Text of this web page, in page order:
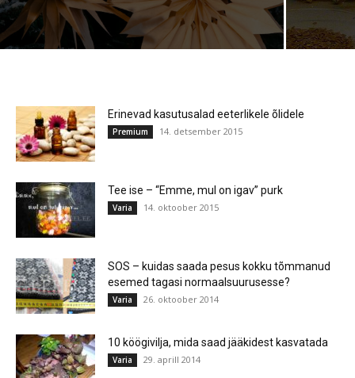
Erinevad kasutusalad eeterlikele õlidele
Premium 14. detsember 2015
Tee ise – “Emme, mul on igav” purk
Varia 14. oktoober 2015
SOS – kuidas saada pesus kokku tõmmanud
esemed tagasi normaalsuurusesse?
Varia 26. oktoober 2014
10 köögivilja, mida saad jääkidest kasvatada
Varia 29. aprill 2014